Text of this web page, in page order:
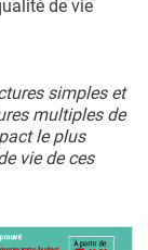
de vie
simples et
multiples de
le plus
vie de ces